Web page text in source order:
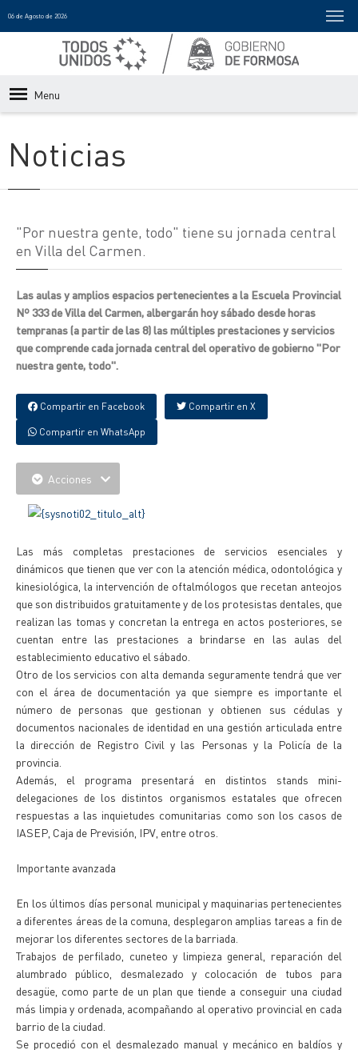
06 de Agosto de 2026
Menu
Noticias
"Por nuestra gente, todo" tiene su jornada central
en Villa del Carmen.
Las aulas y amplios espacios pertenecientes a la Escuela Provincial
Nº 333 de Villa del Carmen, albergarán hoy sábado desde horas
tempranas (a partir de las 8) las múltiples prestaciones y servicios
que comprende cada jornada central del operativo de gobierno "Por
nuestra gente, todo".
Compartir en Facebook Compartir en X
Compartir en WhatsApp
Acciones
Las más completas prestaciones de servicios esenciales y
dinámicos que tienen que ver con la atención médica, odontológica y
kinesiológica, la intervención de oftalmólogos que recetan anteojos
que son distribuidos gratuitamente y de los protesistas dentales, que
realizan las tomas y concretan la entrega en actos posteriores, se
cuentan entre las prestaciones a brindarse en las aulas del
establecimiento educativo el sábado.
Otro de los servicios con alta demanda seguramente tendrá que ver
con el área de documentación ya que siempre es importante el
número de personas que gestionan y obtienen sus cédulas y
documentos nacionales de identidad en una gestión articulada entre
la dirección de Registro Civil y las Personas y la Policía de la
provincia.
Además, el programa presentará en distintos stands mini-
delegaciones de los distintos organismos estatales que ofrecen
respuestas a las inquietudes comunitarias como son los casos de
IASEP, Caja de Previsión, IPV, entre otros.
Importante avanzada
En los últimos días personal municipal y maquinarias pertenecientes
a diferentes áreas de la comuna, desplegaron amplias tareas a fin de
mejorar los diferentes sectores de la barriada.
Trabajos de perfilado, cuneteo y limpieza general, reparación del
alumbrado público, desmalezado y colocación de tubos para
desagüe, como parte de un plan que tiende a conseguir una ciudad
más limpia y ordenada, acompañando al operativo provincial en cada
barrio de la ciudad.
Se procedió con el desmalezado manual y mecánico en baldíos y